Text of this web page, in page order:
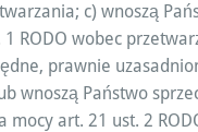
c) wnoszą
RODO wobec
prawnie
wnoszą Państwo
mocy art. 21 ust. 2